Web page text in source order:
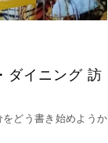
ダイニング 訪
どう書き始めようか